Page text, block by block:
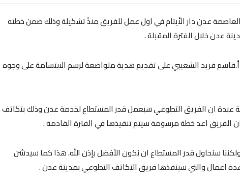
عدن دار الأيتام في اول عمل للفريق منذُ تشكيلة وذلك ضمن خطته
عدن خلال الفترة المقبلة .
فريد الشعيبي على تقديم هدية متواضعة لرسم الابتسامة على وجوه
عبدة ان الفريق التطوعي سيعمل قدر المستطاع لخدمة عدن وذلك بتكاتف
الفريق اعد خطة مرسومة سيتم تنفيذها في الفترة القادمة .
سنحاول قدر المستطاع ان نكون الأفضل بإذن الله. هذا كما سيدشن
عدة اعمال والتي سينفذها فريق التكاتف التطوعي بمدينة عدن .